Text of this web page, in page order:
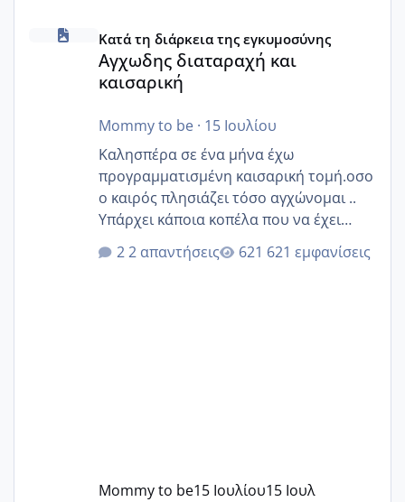
Αγχωδης διαταραχή και καισαρική
Κατά τη διάρκεια της εγκυμοσύνης
Αγχωδης διαταραχή και
καισαρική
Mommy to be· 15 Ιουλίου
Καλησπέρα σε ένα μήνα έχω
προγραμματισμένη καισαρική τομή.οσο
ο καιρός πλησιάζει τόσο αγχώνομαι ..
Υπάρχει κάποια κοπέλα που να έχει
παρόμοιο ιστορικό να μας πει την
εμπειρία της;Να σημειώσω είναι η
2 απαντήσεις 621 εμφανίσεις
Mommy to be15 Ιουλίου15 Ιουλ